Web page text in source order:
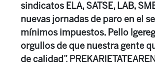
sindicatos ELA, SATSE, LAB,
nuevas jornadas de paro en el
mínimos impuestos. Pello
orgullos de que nuestra gente
de calidad”.